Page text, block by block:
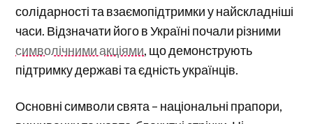
солідарності та взаємопідтримки у найскладніші
часи. Відзначати його в Україні почали різними
символічними акціями, що демонструють
підтримку державі та єдність українців.
Основні символи свята – національні прапори,